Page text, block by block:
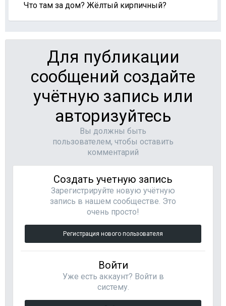
Что там за дом? Жёлтый кирпичный?
Для публикации
сообщений создайте
учётную запись или
авторизуйтесь
Вы должны быть
пользователем, чтобы оставить
комментарий
Создать учетную запись
Зарегистрируйте новую учётную
запись в нашем сообществе. Это
очень просто!
Регистрация нового пользователя
Войти
Уже есть аккаунт? Войти в
систему.